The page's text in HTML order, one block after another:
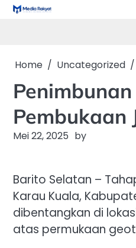
Skip
Home Uncategorized
Pembukaan
Mei 22, 2025 by
Barito Selatan –
Karau Kuala,
dibentangkan di
atas permukaan